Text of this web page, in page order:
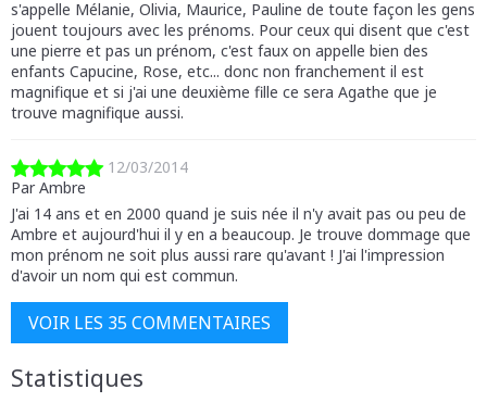
s'appelle Mélanie, Olivia, Maurice, Pauline de toute façon les gens
jouent toujours avec les prénoms. Pour ceux qui disent que c'est
une pierre et pas un prénom, c'est faux on appelle bien des
enfants Capucine, Rose, etc... donc non franchement il est
magnifique et si j'ai une deuxième fille ce sera Agathe que je
trouve magnifique aussi.
12/03/2014
Par Ambre
J'ai 14 ans et en 2000 quand je suis née il n'y avait pas ou peu de
Ambre et aujourd'hui il y en a beaucoup. Je trouve dommage que
mon prénom ne soit plus aussi rare qu'avant ! J'ai l'impression
d'avoir un nom qui est commun.
VOIR LES 35 COMMENTAIRES
Statistiques